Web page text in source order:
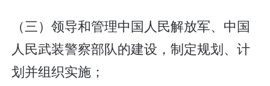
（三）领导和管理中国人民解放军、中国
人民武装警察部队的建设，制定规划、计
划并组织实施；